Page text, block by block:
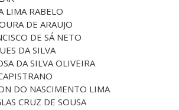
LIMA RABELO
DE ARAUJO
DE SÁ NETO
DA SILVA
DA SILVA OLIVEIRA
DO NASCIMENTO LIMA
CRUZ DE SOUSA